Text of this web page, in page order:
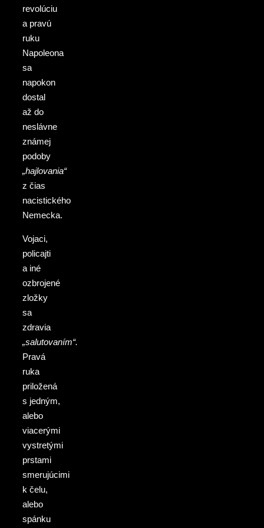
revolúciu
a pravú
ruku
Napoleona
sa
napokon
dostal
až do
neslávne
známej
podoby
„hajlovania“
z čias
nacistického
Nemecka.
Vojaci,
policajti
a iné
ozbrojené
zložky
sa
zdravia
„salutovaním“.
Pravá
ruka
priložená
s jedným,
alebo
viacerými
vystretými
prstami
smerujúcimi
k čelu,
alebo
spánku